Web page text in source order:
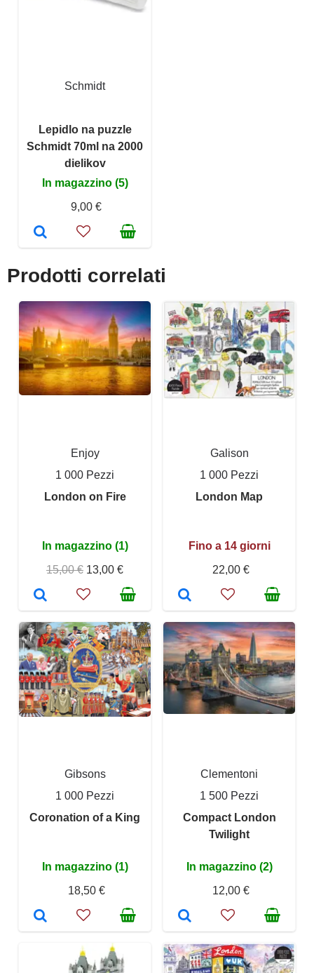
Schmidt
Lepidlo na puzzle
Schmidt 70ml na 2000
dielikov
In magazzino (5)
9,00 €
Prodotti correlati
Enjoy
1 000 Pezzi
London on Fire
In magazzino (1)
15,00 € 13,00 €
Galison
1 000 Pezzi
London Map
Fino a 14 giorni
22,00 €
Gibsons
1 000 Pezzi
Coronation of a King
In magazzino (1)
18,50 €
Clementoni
1 500 Pezzi
Compact London
Twilight
In magazzino (2)
12,00 €